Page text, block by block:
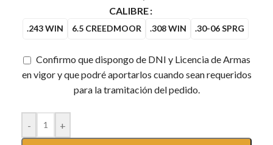
CALIBRE
.243 WIN 6.5 CREEDMOOR .308 WIN .30-06 SPRG
Confirmo que dispongo de DNI y Licencia de Armas
en vigor y que podré aportarlos cuando sean requeridos
para la tramitación del pedido.
- +